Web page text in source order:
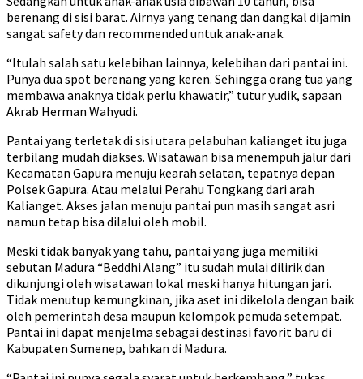
berenang di sisi barat. Airnya yang tenang dan dangkal dijamin
sangat safety dan recommended untuk anak-anak.
“Itulah salah satu kelebihan lainnya, kelebihan dari pantai ini.
Punya dua spot berenang yang keren. Sehingga orang tua yang
membawa anaknya tidak perlu khawatir,” tutur yudik, sapaan
Akrab Herman Wahyudi.
Pantai yang terletak di sisi utara pelabuhan kalianget itu juga
terbilang mudah diakses. Wisatawan bisa menempuh jalur dari
Kecamatan Gapura menuju kearah selatan, tepatnya depan
Polsek Gapura. Atau melalui Perahu Tongkang dari arah
Kalianget. Akses jalan menuju pantai pun masih sangat asri
namun tetap bisa dilalui oleh mobil.
Meski tidak banyak yang tahu, pantai yang juga memiliki
sebutan Madura “Beddhi Alang” itu sudah mulai dilirik dan
dikunjungi oleh wisatawan lokal meski hanya hitungan jari.
Tidak menutup kemungkinan, jika aset ini dikelola dengan baik
oleh pemerintah desa maupun kelompok pemuda setempat.
Pantai ini dapat menjelma sebagai destinasi favorit baru di
Kabupaten Sumenep, bahkan di Madura.